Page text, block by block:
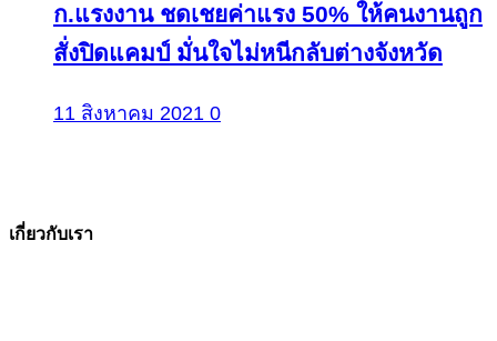
ก.แรงงาน ชดเชยค่าแรง 50% ให้คนงานถูก
สั่งปิดแคมป์ มั่นใจไม่หนีกลับต่างจังหวัด
11 สิงหาคม 2021 0
เกี่ยวกับเรา